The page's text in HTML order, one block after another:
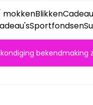
mokkenBlikken
Sportfondsen